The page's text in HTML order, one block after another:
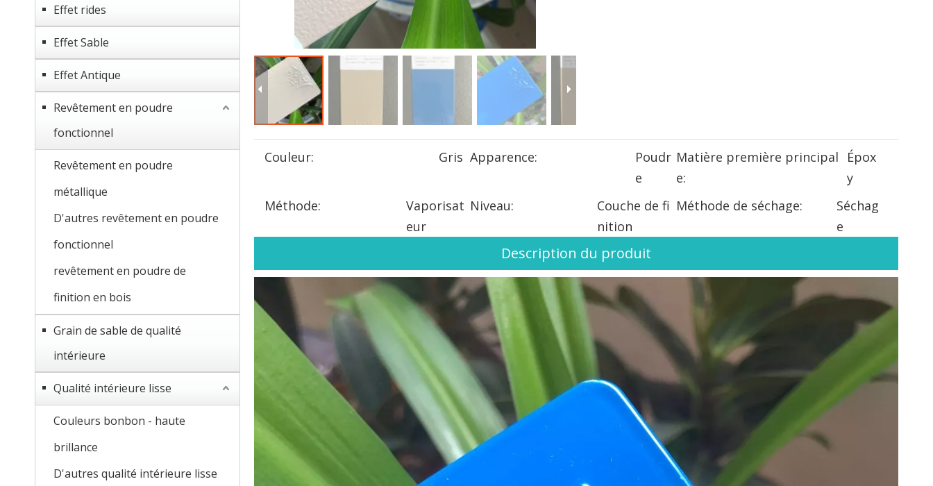
Effet rides
Effet Sable
Effet Antique
Revêtement en poudre
fonctionnel
Revêtement en poudre
métallique
D'autres revêtement en poudre
fonctionnel
revêtement en poudre de
finition en bois
Grain de sable de qualité
intérieure
Qualité intérieure lisse
Couleurs bonbon - haute
brillance
D'autres qualité intérieure lisse
Couleur: Gris Apparence:
Poudr
e
Matière première principal
e:
Épox
y
Méthode:
Vaporisat
eur
Niveau:
Couche de fi
nition
Méthode de séchage:
Séchag
e
Description du produit